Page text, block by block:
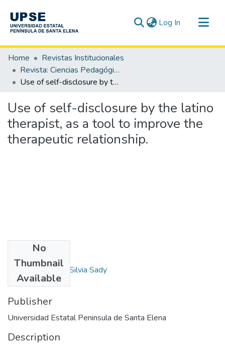
Log In (current)
Communities & Collections
All of DSpace
Statistics
Home
Revistas Institucionales
Revista: Ciencias Pedagógicas e Innovación - CPI / OAI-PMH
Use of self-disclosure by the latino therapist, as a tool to improve the therapeutic relationship.
Use of self-disclosure by the latino
therapist, as a tool to improve the
therapeutic relationship.
No
Thumbnail
Available
Authors
Kennedy Vaughn, Silvia Sady
Publisher
Universidad Estatal Peninsula de Santa Elena
Description